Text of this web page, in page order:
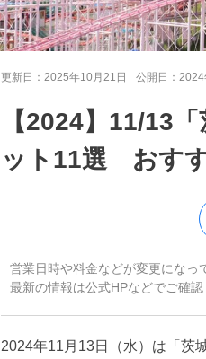
更新日： 2025年10月21日 公開日： 2024
【2024】11/13
ット11選 おすす
営業日時や料金などが変更になっ
最新の情報は公式HPなどでご確認
2024年11月13日（水）は「茨